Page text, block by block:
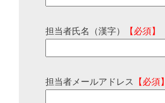
担当者氏名（漢字） 【必須】
担当者メールアドレス 【必須】